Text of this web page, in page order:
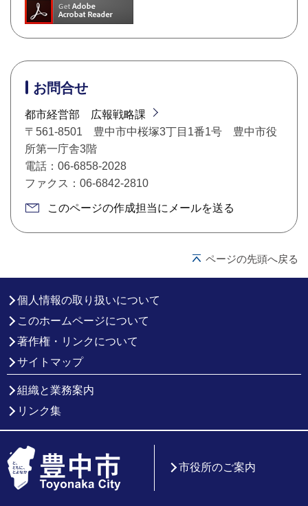
お問合せ
都市経営部 広報戦略課
〒561-8501 豊中市中桜塚3丁目1番1号 豊中市役
所第一庁舎3階
電話：06-6858-2028
ファクス：06-6842-2810
このページの作成担当にメールを送る
ページの先頭へ戻る
個人情報の取り扱いについて
このホームページについて
著作権・リンクについて
サイトマップ
組織と業務案内
リンク集
市役所のご案内